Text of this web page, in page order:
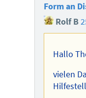
Form an
Rolf B
Hallo
vielen